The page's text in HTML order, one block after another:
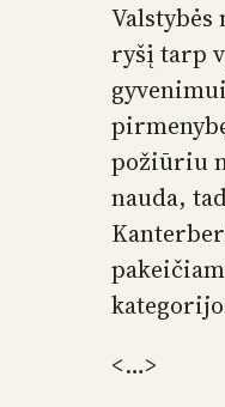
ryšį tarp
požiūriu
nauda,
<…>